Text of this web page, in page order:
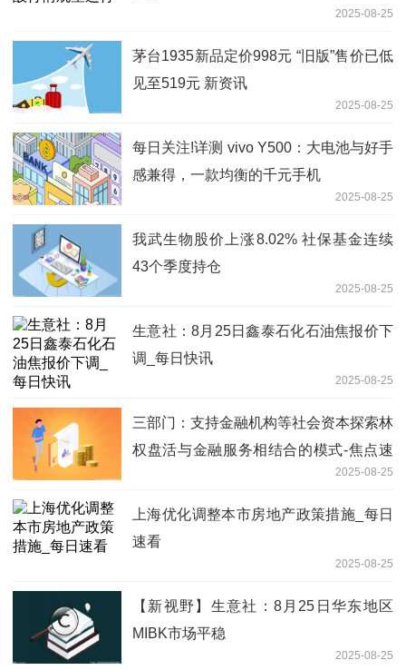
2025-08-25
茅台1935新品定价998元 “旧版”售价已低
见至519元 新资讯
2025-08-25
每日关注!详测 vivo Y500：大电池与好手
感兼得，一款均衡的千元手机
2025-08-25
我武生物股价上涨8.02% 社保基金连续
43个季度持仓
2025-08-25
生意社：8月25日鑫泰石化石油焦报价下
调_每日快讯
2025-08-25
三部门：支持金融机构等社会资本探索林
权盘活与金融服务相结合的模式-焦点速
2025-08-25
上海优化调整本市房地产政策措施_每日
速看
2025-08-25
【新视野】生意社：8月25日华东地区
MIBK市场平稳
2025-08-25